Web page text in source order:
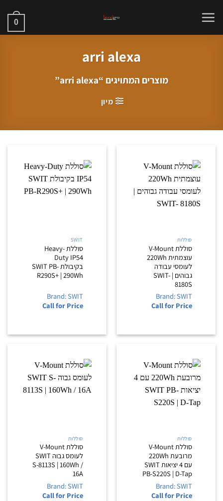
0
arri alexa
מוצרים המתויגים “arri alexa”
מיון
סוללות
סוללת V-Mount
עוצמתית 220Wh
לעומסי עבודה
גבוהים | SWIT-
8180S
Brand: SWIT
Call for Price
SWIT
סוללת Heavy-
Duty IP54
בקיבולת SWIT PB-
R290S+ | 290Wh
Brand: SWIT
Call for Price
סוללות
סוללת V-Mount
מרובעת 220Wh
עם 4 יציאות SWIT
PB-S220S | D-Tap
Brand: SWIT
Call for Price
סוללות
סוללת V-Mount
לעומס גבוה SWIT
S-8113S | 160Wh /
16A
Brand: SWIT
Call for Price